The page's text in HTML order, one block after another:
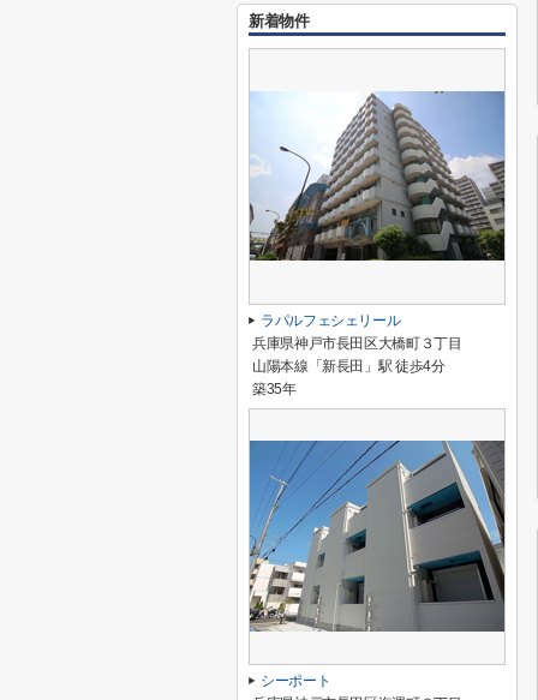
新着物件
ラパルフェシェリール
兵庫県神戸市長田区大橋町３丁目
山陽本線「新長田」駅 徒歩4分
築35年
シーポート